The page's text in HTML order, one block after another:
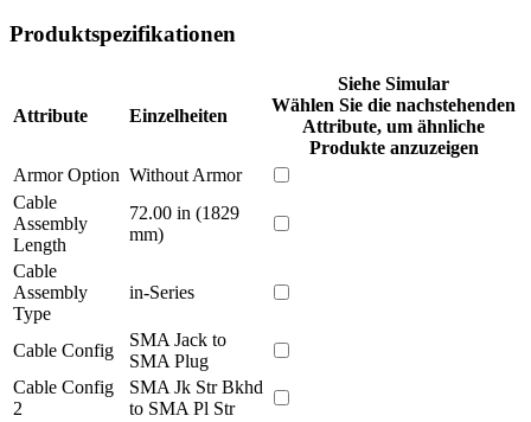
Produktspezifikationen
Attribute Einzelheiten
Siehe Simular
Wählen Sie die nachstehenden
Attribute, um ähnliche
Produkte anzuzeigen
Armor Option Without Armor
Cable
Assembly
Length
72.00 in (1829
mm)
Cable
Assembly
Type
in-Series
Cable Config
SMA Jack to
SMA Plug
Cable Config
2
SMA Jk Str Bkhd
to SMA Pl Str